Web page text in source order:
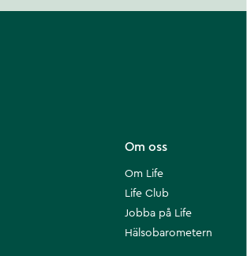
Om oss
Om Life
Life Club
Jobba på Life
Hälsobarometern